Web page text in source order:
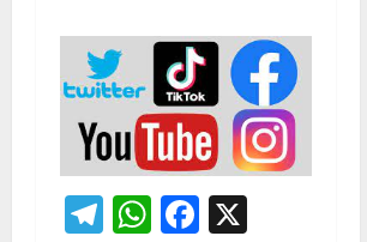
Telegram
WhatsApp
Facebook